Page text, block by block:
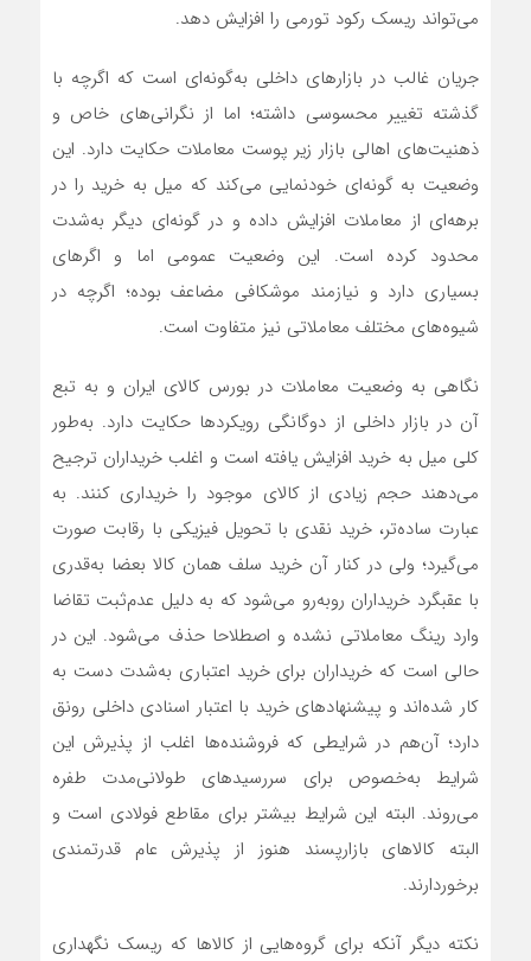
می‌تواند ریسک رکود تورمی را افزایش دهد.
جریان غالب در بازارهای داخلی به‌گونه‌‌‌ای است که اگرچه با
گذشته تغییر محسوسی داشته؛ اما از نگرانی‌های خاص و
ذهنیت‌‌‌های اهالی بازار زیر پوست معاملات حکایت دارد. این
وضعیت به گونه‌‌‌ای خودنمایی می‌کند که میل به خرید را در
برهه‌‌‌ای از معاملات افزایش داده و در گونه‌‌‌ای دیگر به‌شدت
محدود کرده است. این وضعیت عمومی اما و اگرهای
بسیاری دارد و نیازمند موشکافی مضاعف بوده؛ اگرچه در
شیوه‌‌‌های مختلف معاملاتی نیز متفاوت است.
نگاهی به وضعیت معاملات در بورس کالای ایران و به تبع
آن در بازار داخلی از دوگانگی رویکردها حکایت دارد. به‌طور
کلی میل به خرید افزایش یافته است و اغلب خریداران ترجیح
می‌دهند حجم زیادی از کالای موجود را خریداری کنند. به
عبارت ساده‌‌‌تر، خرید نقدی با تحویل فیزیکی با رقابت صورت
می‌گیرد؛ ولی در کنار آن خرید سلف همان کالا بعضا به‌قدری
با عقبگرد خریداران روبه‌‌‌رو می‌شود که به دلیل عدم‌ثبت تقاضا
وارد رینگ معاملاتی نشده و اصطلاحا حذف می‌شود. این در
حالی است که خریداران برای خرید اعتباری به‌شدت دست به
کار شده‌‌‌اند و پیشنهادهای خرید با اعتبار اسنادی داخلی رونق
دارد؛ آن‌‌‌هم در شرایطی که فروشنده‌‌‌ها اغلب از پذیرش این
شرایط به‌خصوص برای سررسیدهای طولانی‌‌‌مدت طفره
می‌‌‌روند. البته این شرایط بیشتر برای مقاطع فولادی است و
البته کالاهای بازارپسند هنوز از پذیرش عام قدرتمندی
برخوردارند.
نکته دیگر آنکه برای گروه‌‌‌هایی از کالاها که ریسک نگهداری